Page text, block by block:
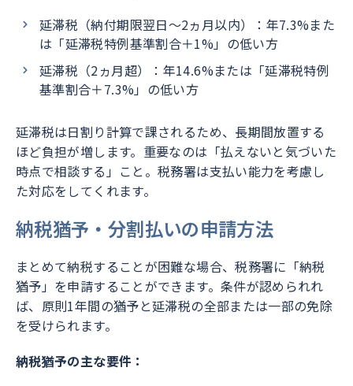
延滞税（納付期限翌日〜2ヵ月以内）：年7.3%また
は「延滞税特例基準割合＋1%」の低い方
延滞税（2ヵ月超）：年14.6%または「延滞税特例
基準割合＋7.3%」の低い方
延滞税は日割り計算で課されるため、長期間放置する
ほど負担が増します。重要なのは「払えないと気づいた
時点で相談する」こと。税務署は支払い能力を考慮し
た対応をしてくれます。
納税猶予・分割払いの申請方法
まとめて納税することが困難な場合、税務署に「納税
猶予」を申請することができます。条件が認められれ
ば、原則1年間の猶予と延滞税の全部または一部の免除
を受けられます。
納税猶予の主な要件：